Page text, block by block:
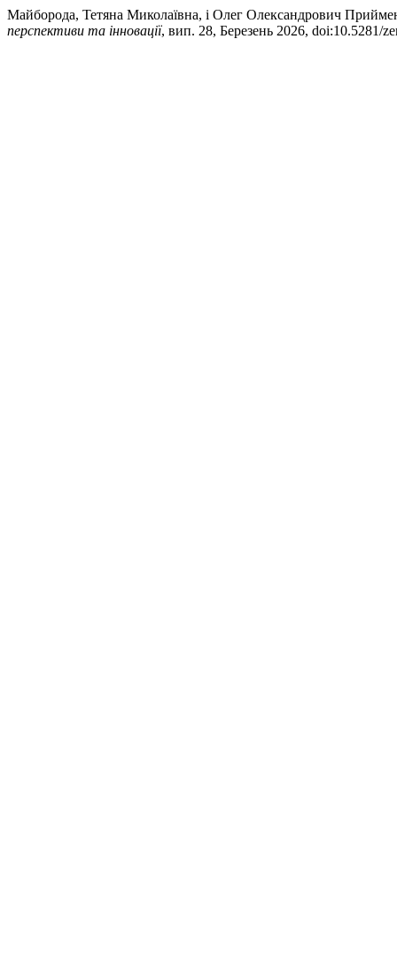
Майборода, Тетяна Миколаївна, і Олег Олександрович
перспективи та інновації, вип. 28, Березень 2026, doi:10.5281/